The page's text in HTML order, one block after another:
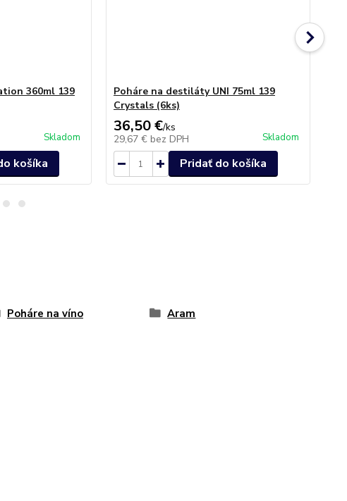
360ml 139
Skladom
košíka
Poháre na destiláty UNI 75ml 139
Crystals (6ks)
36,50 €/ks
29,67 € bez DPH Skladom
Pridať do košíka
Poháre na víno Aram